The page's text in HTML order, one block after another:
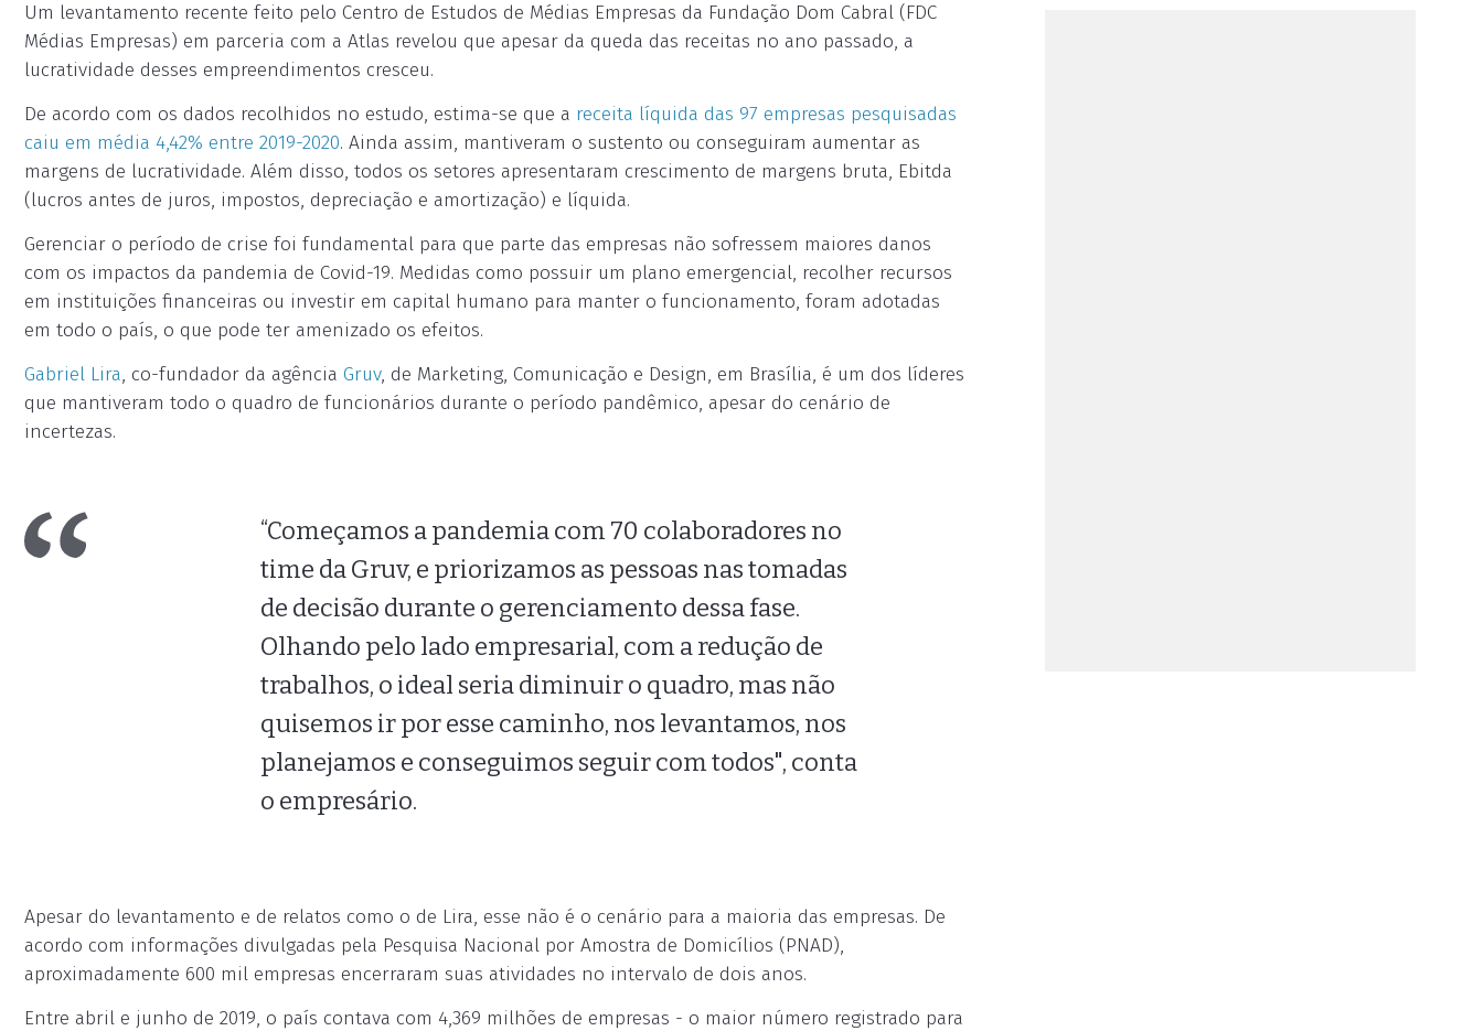
Um levantamento recente feito pelo Centro de Estudos de Médias Empresas da Fundação Dom Cabral (FDC
Médias Empresas) em parceria com a Atlas revelou que apesar da queda das receitas no ano passado, a
lucratividade desses empreendimentos cresceu.
De acordo com os dados recolhidos no estudo, estima-se que a receita líquida das 97 empresas pesquisadas
caiu em média 4,42% entre 2019-2020. Ainda assim, mantiveram o sustento ou conseguiram aumentar as
margens de lucratividade. Além disso, todos os setores apresentaram crescimento de margens bruta, Ebitda
(lucros antes de juros, impostos, depreciação e amortização) e líquida.
Gerenciar o período de crise foi fundamental para que parte das empresas não sofressem maiores danos
com os impactos da pandemia de Covid-19. Medidas como possuir um plano emergencial, recolher recursos
em instituições financeiras ou investir em capital humano para manter o funcionamento, foram adotadas
em todo o país, o que pode ter amenizado os efeitos.
Gabriel Lira, co-fundador da agência Gruv, de Marketing, Comunicação e Design, em Brasília, é um dos líderes
que mantiveram todo o quadro de funcionários durante o período pandêmico, apesar do cenário de
incertezas.
“Começamos a pandemia com 70 colaboradores no
time da Gruv, e priorizamos as pessoas nas tomadas
de decisão durante o gerenciamento dessa fase.
Olhando pelo lado empresarial, com a redução de
trabalhos, o ideal seria diminuir o quadro, mas não
quisemos ir por esse caminho, nos levantamos, nos
planejamos e conseguimos seguir com todos", conta
o empresário.
Apesar do levantamento e de relatos como o de Lira, esse não é o cenário para a maioria das empresas. De
acordo com informações divulgadas pela Pesquisa Nacional por Amostra de Domicílios (PNAD),
aproximadamente 600 mil empresas encerraram suas atividades no intervalo de dois anos.
Entre abril e junho de 2019, o país contava com 4,369 milhões de empresas - o maior número registrado para